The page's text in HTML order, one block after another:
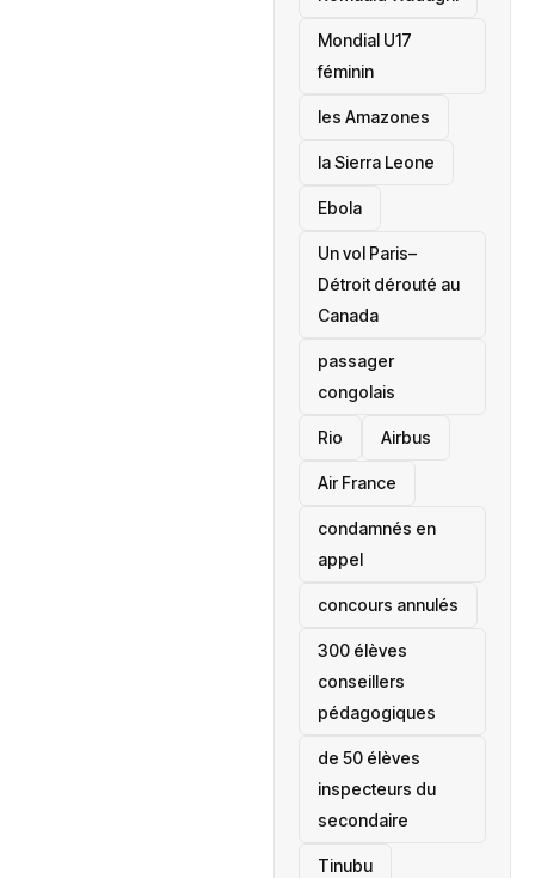
Mondial U17
féminin
les Amazones
la Sierra Leone
‎Ebola
Un vol Paris–
Détroit dérouté au
Canada
passager
congolais
Rio Airbus
Air France
condamnés en
appel
concours annulés
300 élèves
conseillers
pédagogiques
de 50 élèves
inspecteurs du
secondaire
Tinubu